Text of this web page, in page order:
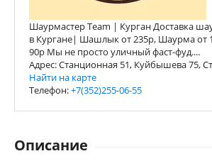
Шаурмастер Team | Курган Доставка
в Кургане| Шашлык от 235р, Шаурма от
90р Мы не просто уличный фаст-фуд....
Адрес: Станционная 51, Куйбышева 75,
Найти на карте
Телефон:+7(352)255-06-55
Описание